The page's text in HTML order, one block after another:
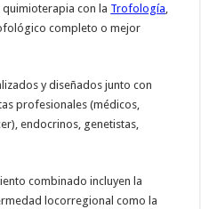
con la Trofología,
completo o mejor
y diseñados junto con
profesionales (médicos,
endocrinos, genetistas,
combinado incluyen la
locorregional como la